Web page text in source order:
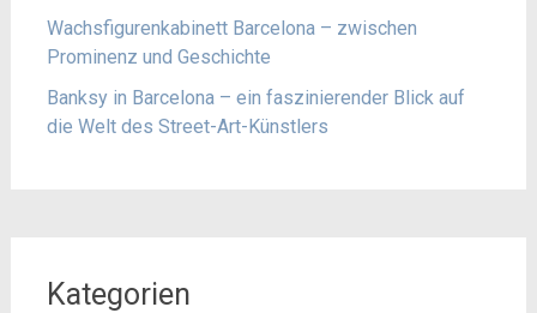
Wachsfigurenkabinett Barcelona – zwischen
Prominenz und Geschichte
Banksy in Barcelona – ein faszinierender Blick auf
die Welt des Street-Art-Künstlers
Kategorien